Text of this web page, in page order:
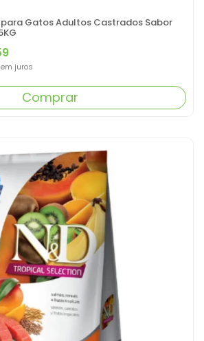
para Gatos Adultos Castrados Sabor
juros
Comprar